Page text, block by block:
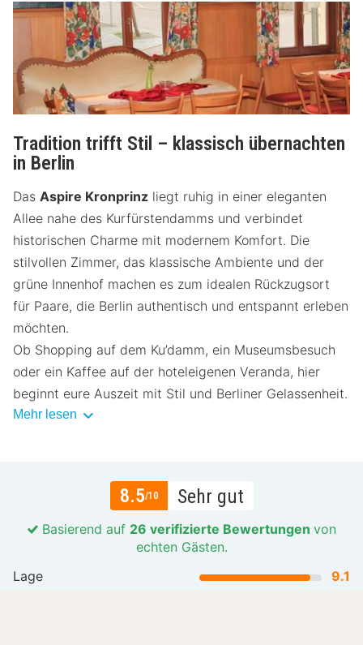
Tradition trifft Stil – klassisch übernachten
in Berlin
Das Aspire Kronprinz liegt ruhig in einer eleganten
Allee nahe des Kurfürstendamms und verbindet
historischen Charme mit modernem Komfort. Die
stilvollen Zimmer, das klassische Ambiente und der
grüne Innenhof machen es zum idealen Rückzugsort
für Paare, die Berlin authentisch und entspannt erleben
möchten.
Ob Shopping auf dem Ku’damm, ein Museumsbesuch
oder ein Kaffee auf der hoteleigenen Veranda, hier
beginnt eure Auszeit mit Stil und Berliner Gelassenheit.
Mehr lesen
8.5/10 Sehr gut
Basierend auf 26 verifizierte Bewertungen von
echten Gästen.
Lage
9.1